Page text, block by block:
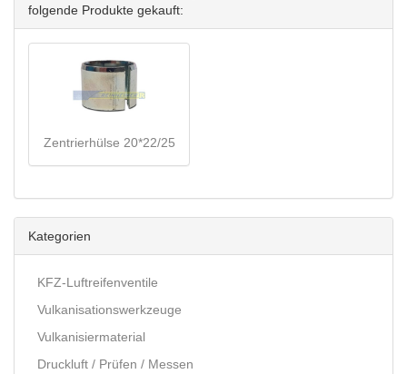
folgende Produkte gekauft:
Zentrierhülse 20*22/25
Kategorien
KFZ-Luftreifenventile
Vulkanisationswerkzeuge
Vulkanisiermaterial
Druckluft / Prüfen / Messen